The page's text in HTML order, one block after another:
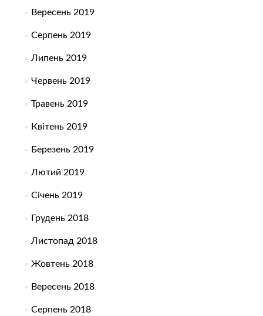
Вересень 2019
Серпень 2019
Липень 2019
Червень 2019
Травень 2019
Квітень 2019
Березень 2019
Лютий 2019
Січень 2019
Грудень 2018
Листопад 2018
Жовтень 2018
Вересень 2018
Серпень 2018